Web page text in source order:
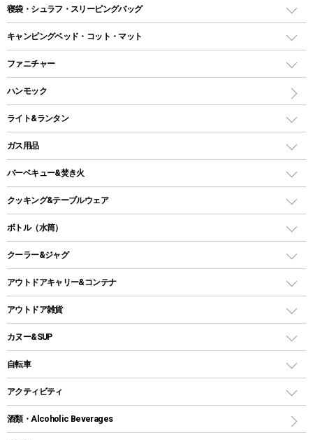
テント
ツールームテント
ワンポールテント
シェルターテント
ロッジ型・オリジナルテント
タープ
スクエアタープ（レクタタープ）
メッシュタープ
自立式タープ
パラソル
テントアクセサリー
ペグ
グランドシート
ガイドロープ
ツール
寝袋・シュラフ・スリーピングバッグ
レクタングラー型（封筒型）シュラフ
インナーシュラフ
キャンピングベッド・コット・マット
キャンピングベッド・コット
インフレータブルマット
ファニチャー
アウトドアテーブル
レジャーシート
ハンモック
ライト&ランタン
LEDランタン
ガスランタン
オイルランタン
LEDライト
ヘッドライト
キャンドル
ガス用品
ガスバーナー
ガス缶
ガストーチ、ライター
バーベキュー&焚き火
バーベキューコンロ、グリル
焚き火台タイプ（ロースタイル）グリル
卓上タイプグリル
パーティータイプグリル
鉄板、アミ
焚き火台&ストーブ
火起こし
バーベキューツール
クッキング&テーブルウェア
ダッチオーブン
ホットサンドメーカー
クッカーセット
シェラカップ
クッキングツール
ナイフ
ボトル（水筒）
ステンレスボトル
コップ付きタイプ
ワンタッチタイプ
プラスチックボトル
ディズニーボトル
クーラー&ジャグ
クーラーボックス
クーラーバッグ
ウォータージャグ
保冷剤
アウトドアキャリー&コンテナ
アウトドアキャリー
アウトドア雑貨
バックパック&バッグ
リュック、バックパック
トートバッグ、サコッシュ
ショッピングキャリー
カヌー&SUP
インフレータブル
カヤック
自転車
折りたたみ自転車
スポーツサイクル
シティサイクル
アクティビティ
マリン
酒類・Alcoholic Beverages